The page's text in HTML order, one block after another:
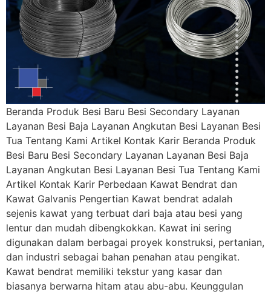
Beranda Produk Besi Baru Besi Secondary Layanan
Layanan Besi Baja Layanan Angkutan Besi Layanan Besi
Tua Tentang Kami Artikel Kontak Karir Beranda Produk
Besi Baru Besi Secondary Layanan Layanan Besi Baja
Layanan Angkutan Besi Layanan Besi Tua Tentang Kami
Artikel Kontak Karir Perbedaan Kawat Bendrat dan
Kawat Galvanis Pengertian Kawat bendrat adalah
sejenis kawat yang terbuat dari baja atau besi yang
lentur dan mudah dibengkokkan. Kawat ini sering
digunakan dalam berbagai proyek konstruksi, pertanian,
dan industri sebagai bahan penahan atau pengikat.
Kawat bendrat memiliki tekstur yang kasar dan
biasanya berwarna hitam atau abu-abu. Keunggulan